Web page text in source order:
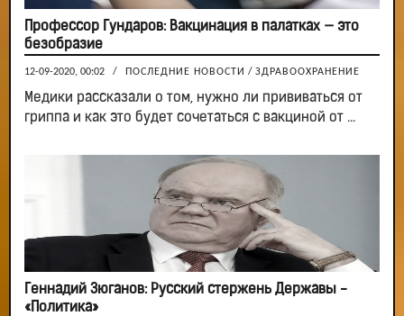
Профессор Гундаров: Вакцинация в палатках — это
безобразие
12-09-2020, 00:02 / ПОСЛЕДНИЕ НОВОСТИ / ЗДРАВООХРАНЕНИЕ
Медики рассказали о том, нужно ли прививаться от
гриппа и как это будет сочетаться с вакциной от ...
Геннадий Зюганов: Русский стержень Державы -
«Политика»